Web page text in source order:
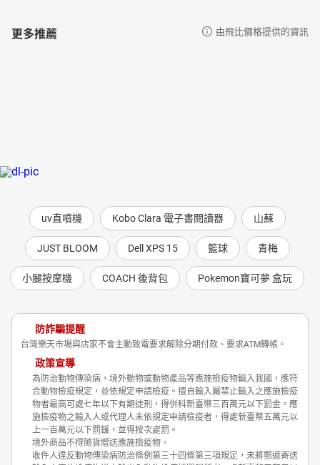
更多推薦 由飛比價格提供的資訊
uv直噴機 Kobo Clara 電子書閱讀器 山蘇
JUST BLOOM Dell XPS 15 籃球 青梅
小腿按摩機 COACH 後背包 Pokemon寶可夢 盒玩
防詐騙提醒
台灣樂天市場與店家不會主動致電要求解除分期付款、要求ATM轉帳。
政策宣導
為防治動物傳染病，境外動物或動物產品等應施檢疫物輸入我國，應符
合動物檢疫規定，並依規定申請檢疫。擅自輸入屬禁止輸入之應施檢疫
物者最高可處七年以下有期徒刑，得併科新臺幣三百萬元以下罰金。應
施檢疫物之輸入人或代理人未依規定申請檢疫者，得處新臺幣五萬元以
上一百萬元以下罰鍰，並得按次處罰。
境外商品不得隨貨贈送應施檢疫物。
收件人違反動物傳染病防治條例第三十四條第三項規定，未將郵遞寄送